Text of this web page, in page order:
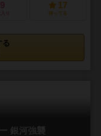
9
り
17
持ってる
る
銀河強襲